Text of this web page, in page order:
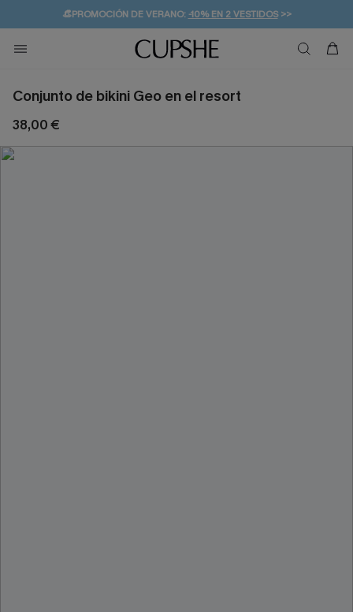
👒PROMOCIÓN DE VERANO:-10% EN 2 VESTIDOS>>
💌¡SUSCRIBIRSE & GANAR -10% EXTRA!
🚚ENVÍO GRATUITO A PARTIR DE 49 € >>
Conjunto de bikini Geo en el resort
38,00 €